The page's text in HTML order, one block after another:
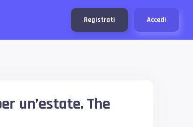
Registrati Accedi
un’estate. The